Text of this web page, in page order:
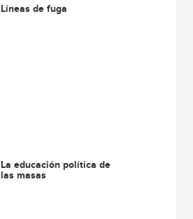
Líneas de fuga
La educación política de
las masas